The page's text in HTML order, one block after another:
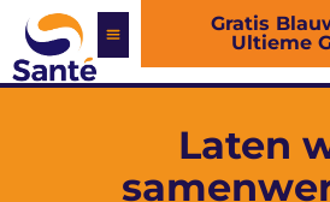
Skip
content
Gratis
Ultieme
Laten